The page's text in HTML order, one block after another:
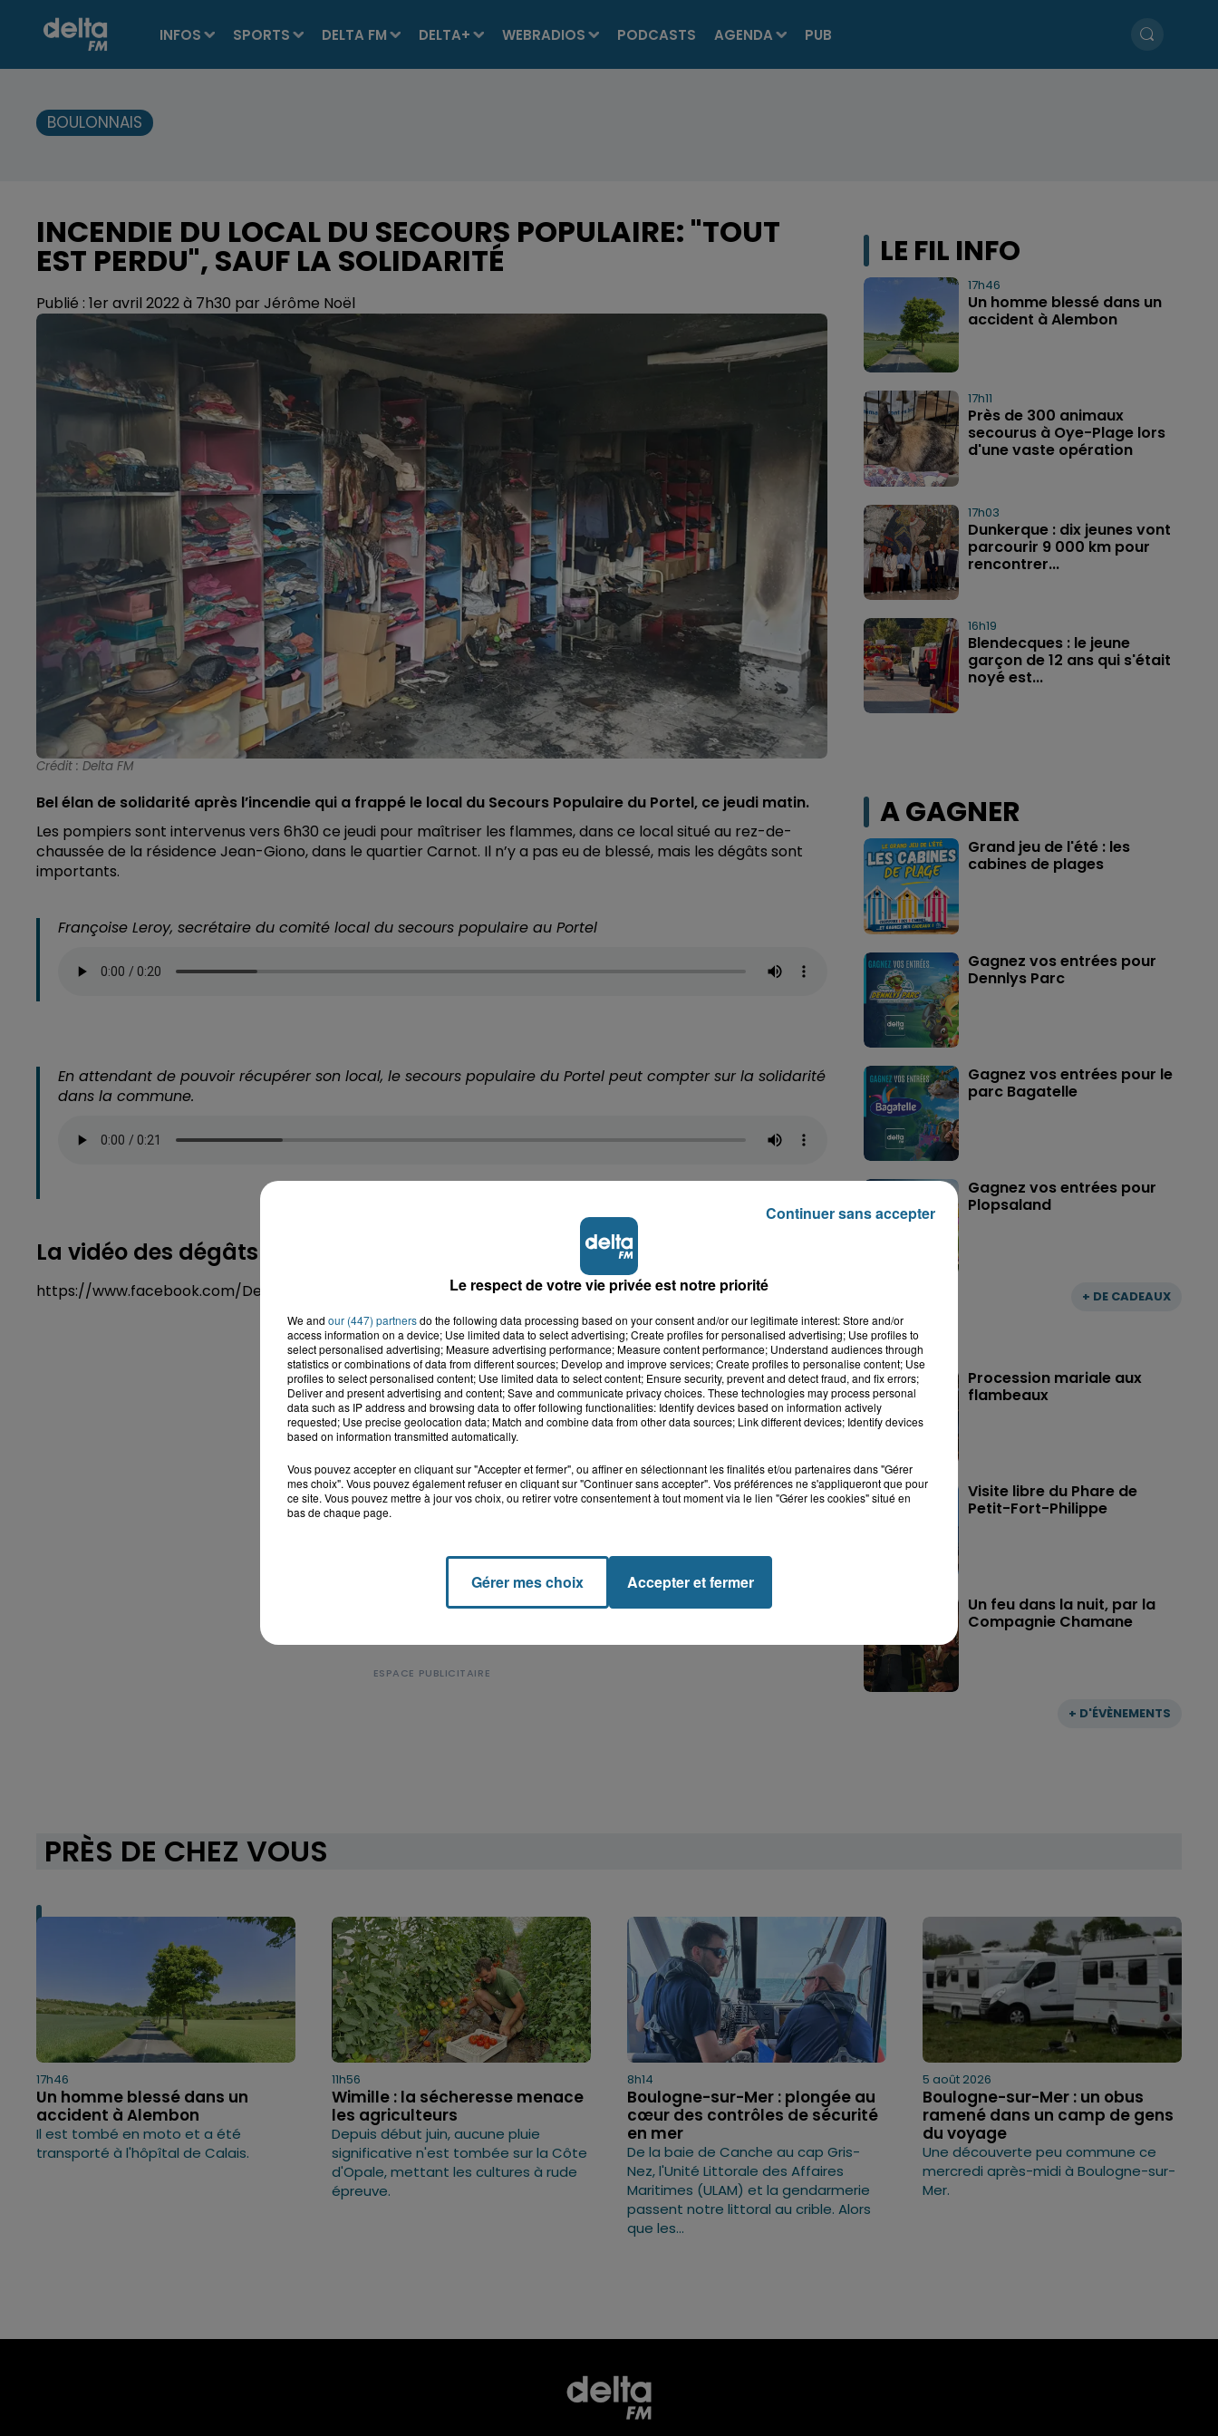
INFOS SPORTS DELTA FM DELTA+ WEBRADIOS PODCASTS AGENDA PUB
BOULONNAIS
INCENDIE DU LOCAL DU SECOURS POPULAIRE: "TOUT
EST PERDU", SAUF LA SOLIDARITÉ
Publié : 1er avril 2022 à 7h30 par Jérôme Noël
Crédit : Delta FM
Bel élan de solidarité après l’incendie qui a frappé le local du Secours Populaire du Portel, ce jeudi matin.
Les pompiers sont intervenus vers 6h30 ce jeudi pour maîtriser les flammes, dans ce local situé au rez-de-
chaussée de la résidence Jean-Giono, dans le quartier Carnot. Il n’y a pas eu de blessé, mais les dégâts sont
importants.
Françoise Leroy, secrétaire du comité local du secours populaire au Portel
En attendant de pouvoir récupérer son local, le secours populaire du Portel peut compter sur la solidarité
dans la commune.
La vidéo des dégâts :
https://www.facebook.com/DeltaFm.CotedOpale/videos/302497951838780/
LE FIL INFO
17h46
Un homme blessé dans un
accident à Alembon
17h11
Près de 300 animaux
secourus à Oye-Plage lors
d'une vaste opération
17h03
Dunkerque : dix jeunes vont
parcourir 9 000 km pour
rencontrer...
16h19
Blendecques : le jeune
garçon de 12 ans qui s'était
noyé est...
A GAGNER
+ DE CADEAUX
Grand jeu de l'été : les
cabines de plages
Gagnez vos entrées pour
Dennlys Parc
Gagnez vos entrées pour le
parc Bagatelle
Gagnez vos entrées pour
Plopsaland
+ D'ÉVÈNEMENTS
Procession mariale aux
flambeaux
Visite libre du Phare de
Petit-Fort-Philippe
Un feu dans la nuit, par la
Compagnie Chamane
PRÈS DE CHEZ VOUS
17h46
Un homme blessé dans un
accident à Alembon
Il est tombé en moto et a été
transporté à l'hôpîtal de Calais.
11h56
Wimille : la sécheresse menace
les agriculteurs
Depuis début juin, aucune pluie
significative n'est tombée sur la Côte
d'Opale, mettant les cultures à rude
épreuve.
8h14
Boulogne-sur-Mer : plongée au
cœur des contrôles de sécurité
en mer
De la baie de Canche au cap Gris-
Nez, l'Unité Littorale des Affaires
Maritimes (ULAM) et la gendarmerie
passent notre littoral au crible. Alors
que les...
5 août 2026
Boulogne-sur-Mer : un obus
ramené dans un camp de gens
du voyage
Une découverte peu commune ce
mercredi après-midi à Boulogne-sur-
Mer.
Le respect de votre vie privée est notre priorité
We and our (447) partnersdo the following data processing based on your consent and/or our legitimate interest: Store and/or
access information on a device; Use limited data to select advertising; Create profiles for personalised advertising; Use profiles to
select personalised advertising; Measure advertising performance; Measure content performance; Understand audiences through
statistics or combinations of data from different sources; Develop and improve services; Create profiles to personalise content; Use
profiles to select personalised content; Use limited data to select content; Ensure security, prevent and detect fraud, and fix errors;
Deliver and present advertising and content; Save and communicate privacy choices. These technologies may process personal
data such as IP address and browsing data to offer following functionalities: Identify devices based on information actively
requested; Use precise geolocation data; Match and combine data from other data sources; Link different devices; Identify devices
based on information transmitted automatically.
Vous pouvez accepter en cliquant sur "Accepter et fermer", ou affiner en sélectionnant les finalités et/ou partenaires dans "Gérer
mes choix". Vous pouvez également refuser en cliquant sur "Continuer sans accepter". Vos préférences ne s'appliqueront que pour
ce site. Vous pouvez mettre à jour vos choix, ou retirer votre consentement à tout moment via le lien "Gérer les cookies" situé en
bas de chaque page.
Gérer mes choix Accepter et fermer
Continuer sans accepter